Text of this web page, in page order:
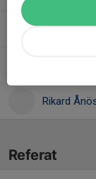
Karin Blad
Rikard
Referat